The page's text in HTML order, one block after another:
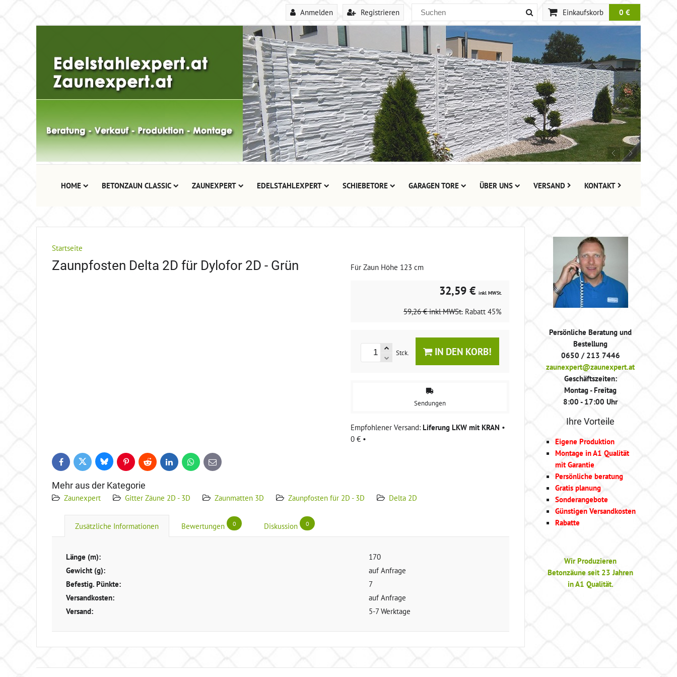
Anmelden Registrieren Einkaufskorb 0 €
HOME BETONZAUN CLASSIC ZAUNEXPERT EDELSTAHLEXPERT SCHIEBETORE GARAGEN TORE ÜBER UNS VERSAND KONTAKT
Startseite
Zaunpfosten Delta 2D für Dylofor 2D - Grün Für Zaun Höhe 123 cm
32,59 € inkl MWSt.
59,26 € inkl MWSt. Rabatt 45%
Stck. IN DEN KORB!
Sendungen
Liferung LKW mit KRAN •
0 € •
FacebookTwitter BlueskyPinterestReddit LinkedInWhatsApp
E-
mail
Mehr aus der Kategorie
Zaunexpert Gitter Zäune 2D - 3D Zaunmatten 3D Zaunpfosten für 2D - 3D Delta 2D
Zusätzliche Informationen Bewertungen 0 Diskussion 0
Länge (m):
170
Gewicht (g):
auf Anfrage
Befestig. Pünkte:
7
Versandkosten:
auf Anfrage
Versand:
5-7 Werktage
Persönliche Beratung und
Bestellung
0650 / 213 7446
zaunexpert@zaunexpert.at
Geschäftszeiten:
Montag - Freitag
8:00 - 17:00 Uhr
Ihre Vorteile
Eigene Produktion
Montage in A1 Qualität
mit Garantie
Persönliche beratung
Gratis planung
Sonderangebote
Günstigen Versandkosten
Rabatte
Wir Produzieren
Betonzäune seit 23 Jahren
in A1 Qualität.